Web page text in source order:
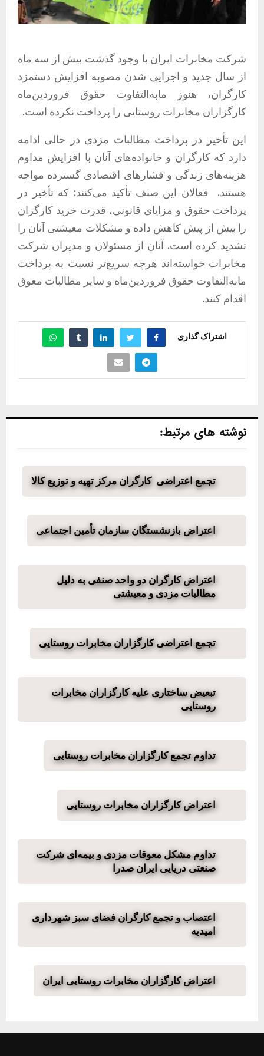
شرکت مخابرات ایران با وجود گذشت بیش از سه ماه
از سال جدید و اجرایی شدن مصوبه افزایش دستمزد
کارگران، هنوز مابه‌التفاوت حقوق فروردین‌ماه
کارگزاران مخابرات روستایی را پرداخت نکرده است.
این تأخیر در پرداخت مطالبات مزدی در حالی ادامه
دارد که کارگران و خانواده‌های آنان با افزایش مداوم
هزینه‌های زندگی و فشارهای اقتصادی گسترده مواجه
هستند.
فعالان این صنف تأکید می‌کنند: که تأخیر در
پرداخت حقوق و مزایای قانونی، قدرت خرید کارگران
را بیش از پیش کاهش داده و مشکلات معیشتی آنان را
تشدید کرده است. آنان از مسئولان و مدیران شرکت
مخابرات خواسته‌اند هرچه سریع‌تر نسبت به پرداخت
مابه‌التفاوت حقوق فروردین‌ماه و سایر مطالبات معوق
اقدام کنند.
اشتراک گذاری
نوشته های مرتبط:
تجمع اعتراضی کارگران مرکز تهیه و توزیع کالا
اعتراض بازنشستگان سازمان تأمین اجتماعی
اعتراض کارگران دو واحد صنفی به دلیل
مطالبات مزدی و معیشتی
تجمع اعتراضی کارگزاران مخابرات روستایی
تبعیض ساختاری علیه کارگزاران مخابرات
روستایی
تداوم تجمع کارگزاران مخابرات روستایی
اعتراض کارگزاران مخابرات روستایی
تداوم مشکل معوقات مزدی و بیمه‌ای شرکت
صنعتی دریایی ایران صدرا
اعتصاب و تجمع کارگران فضای سبز شهرداری
امیدیه
اعتراض کارگزاران مخابرات روستایی ایران